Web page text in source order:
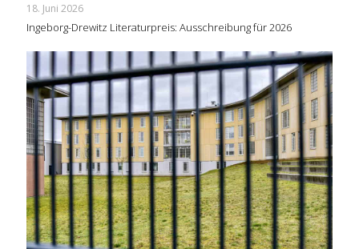
18. Juni 2026
Ingeborg-Drewitz Literaturpreis: Ausschreibung für 2026